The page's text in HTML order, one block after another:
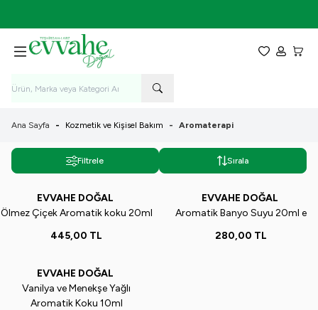
Favorilerim
Hesabım
Ana Sayfa - Kozmetik ve Kişisel Bakım - Aromaterapi
Filtrele Sırala
EVVAHE DOĞAL
Ölmez Çiçek Aromatik koku 20ml
445,00 TL
EVVAHE DOĞAL
Aromatik Banyo Suyu 20ml e
280,00 TL
EVVAHE DOĞAL
Vanilya ve Menekşe Yağlı
Aromatik Koku 10ml